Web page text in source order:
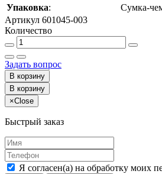
Упаковка:
Сумка-
Артикул 601045-003
Количество
Задать вопрос
В корзину
В корзину
×Close
Быстрый заказ
Я согласен(а) на обработку моих